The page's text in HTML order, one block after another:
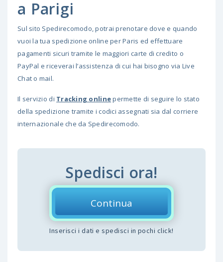
a Parigi
Sul sito Spedirecomodo, potrai prenotare dove e quando
vuoi la tua spedizione online per Paris ed effettuare
pagamenti sicuri tramite le maggiori carte di credito o
PayPal e riceverai l’assistenza di cui hai bisogno via Live
Chat o mail.
Il servizio di Tracking onlinepermette di seguire lo stato
della spedizione tramite i codici assegnati sia dal corriere
internazionale che da Spedirecomodo.
Spedisci ora!
Continua
Inserisci i dati e spedisci in pochi click!